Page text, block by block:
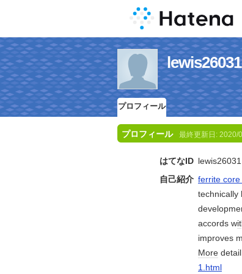
プロフィール
プロフィール 最終更新日: 2020/
はてなID lewis26031
自己紹介 ferrite
technically
accords wit
improves
More
1.html